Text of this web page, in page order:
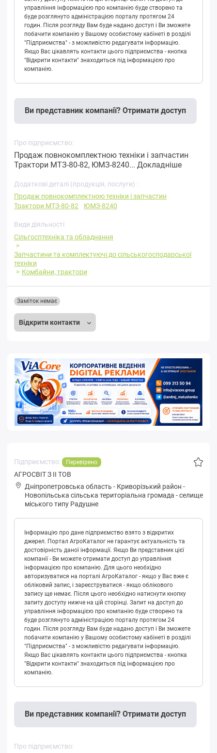
управління інформацією про компанію буде створено та
буде розглянуто адміністрацією порталу протягом 24
годин. Після розгляду Вам буде надано доступ і Ви зможете
побачити компанію у Вашому особистому кабінеті в розділі
"Підприємства" - з можливістю редагувати інформацію.
Якщо Вас цікавлять контакти цього підприємства - кнопка
"Відкрити контакти" знаходиться під інформацією про
компанію.
Ви представник компанії? Отримати доступ
Про підприємство:
Продаж повнокомплектною техніки і запчастин
Трактори МТЗ-80-82, ЮМЗ-8240... Докладніше
Додаткові деталі (продукція, послуги) :
Продаж повнокомплектною техніки і запчастин
Трактори МТЗ-80-82
ЮМЗ-8240
Види діяльності
Сільгосптехніка та обладнання
Запчастини та комплектуючі до сільськогосподарської
техніки
Комбайни, трактори
Відкрити контакти
Заміток немає
Підприємство: Перевірено
АГРОСВІТ З ІІ ТОВ
Дніпропетровська область - Криворізький район -
Нoвoпільськa сільська територіальна громада -селище
міського типу Радушне
Інформацію про дане підприємство взято з відкритих
джерел. Портал АгроКаталог не гарантує актуальність та
достовірність даної інформації. Якщо Ви представник цієї
компанії - Ви можете отримати доступ до управління
інформацією про компанію. Для цього необхідно
авторизуватися на порталі АгроКаталог - якщо у Вас вже є
обліковий запис, і зареєструватися - якщо облікового
запису ще немає. Після цього необхідно натиснути кнопку
запиту доступу нижче на цій сторінці. Запит на доступ до
управління інформацією про компанію буде створено та
буде розглянуто адміністрацією порталу протягом 24
годин. Після розгляду Вам буде надано доступ і Ви зможете
побачити компанію у Вашому особистому кабінеті в розділі
"Підприємства" - з можливістю редагувати інформацію.
Якщо Вас цікавлять контакти цього підприємства - кнопка
"Відкрити контакти" знаходиться під інформацією про
компанію.
Ви представник компанії? Отримати доступ
Про підприємство: